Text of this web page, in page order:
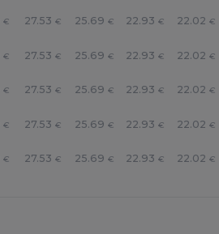
€ 27.53 € 25.69 € 22.93 € 22.02 €
€ 27.53 € 25.69 € 22.93 € 22.02 €
€ 27.53 € 25.69 € 22.93 € 22.02 €
€ 27.53 € 25.69 € 22.93 € 22.02 €
€ 27.53 € 25.69 € 22.93 € 22.02 €